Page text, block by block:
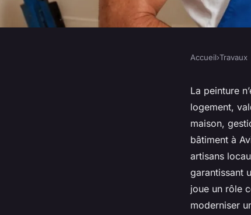
Peintre en
partenaire idéal
bien immobilier
6 min de lecture
Accueil›Travaux
La peinture
logement,
maison,
bâtiment à
artisans
garantissant
joue un rôle
moderniser